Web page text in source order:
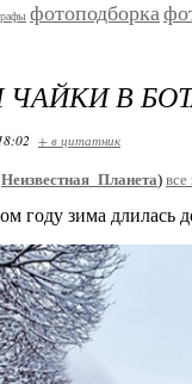
фотоподборка
В
+ в цитатник
Неизвестная_Планета) все
зима длилась